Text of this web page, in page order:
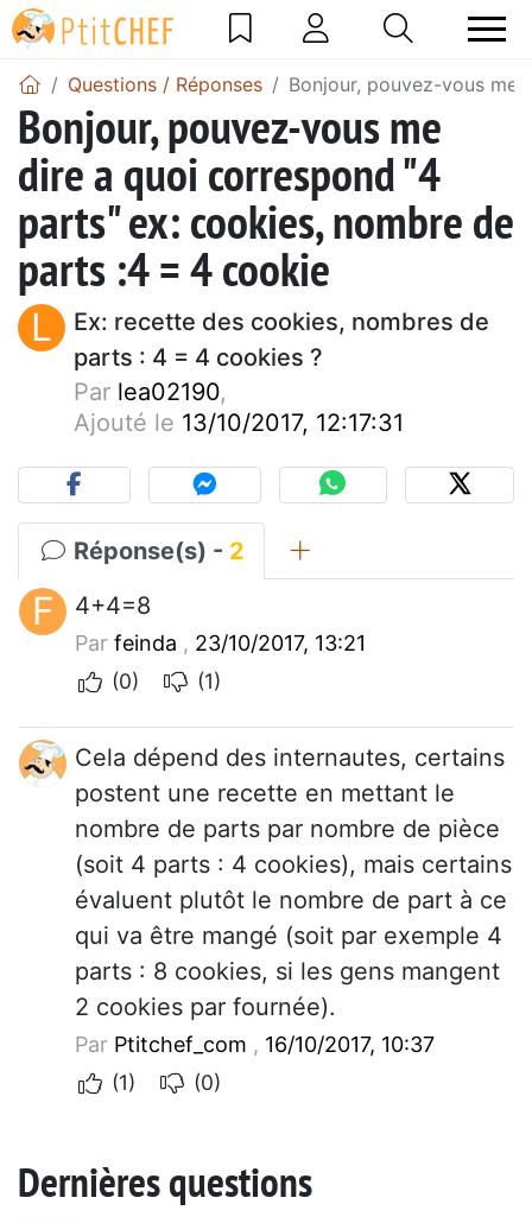
Questions / Réponses Bonjour, pouvez-vous
Bonjour, pouvez-vous me
dire a quoi correspond "4
parts" ex: cookies, nombre de
parts :4 = 4 cookie
L
Ex: recette des cookies, nombres de
parts : 4 = 4 cookies ?
Par lea02190,
Ajouté le 13/10/2017, 12:17:31
Réponse(s) - 2
F 4+4=8
Par feinda , 23/10/2017, 13:21
(0)
(1)
Cela dépend des internautes, certains
postent une recette en mettant le
nombre de parts par nombre de pièce
(soit 4 parts : 4 cookies), mais certains
évaluent plutôt le nombre de part à ce
qui va être mangé (soit par exemple 4
parts : 8 cookies, si les gens mangent
2 cookies par fournée).
Par Ptitchef_com , 16/10/2017, 10:37
(1)
(0)
Dernières questions